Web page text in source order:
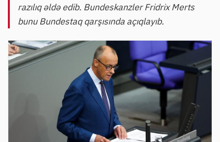
razılıq əldə edib. Bundeskanzler Fridrix Merts
bunu Bundestaq qarşısında açıqlayıb.